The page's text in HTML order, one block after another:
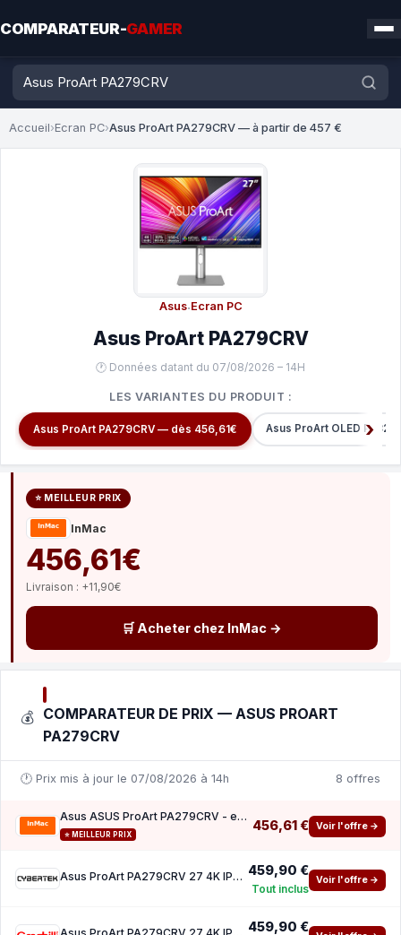
COMPARATEUR-GAMER
Accueil›Ecran PC›Asus ProArt PA279CRV — à partir de 457 €
Asus·Ecran PC
Asus ProArt PA279CRV
🕐 Données datant du 07/08/2026 – 14H
LES VARIANTES DU PRODUIT :
Asus ProArt PA279CRV — dès 456,61€ Asus ProArt OLED
⭐ MEILLEUR PRIX
InMac
456,61€
Livraison : +11,90€
🛒 Acheter chez InMac →
💰 COMPARATEUR DE PRIX — ASUS PROART
PA279CRV
🕐 Prix mis à jour le 07/08/2026 à 14h 8 offres
Asus ASUS ProArt PA279CRV - ecran LED - 4K - 27 - HDR
⭐ MEILLEUR PRIX
456,61 € Voir l'offre →
Asus ProArt PA279CRV 27 4K IPS Adobe RGB USB-C Calman 459,90 €
Tout inclus
Voir l'offre →
Asus ProArt PA279CRV 27 4K IPS Adobe RGB USB-C Calman 459,90 €